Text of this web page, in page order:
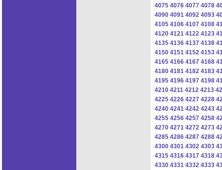
4075 4076 4077 4078
4090 4091 4092 4093
4105 4106 4107 4108
4120 4121 4122 4123
4135 4136 4137 4138
4150 4151 4152 4153
4165 4166 4167 4168
4180 4181 4182 4183
4195 4196 4197 4198
4210 4211 4212 4213
4225 4226 4227 4228
4240 4241 4242 4243
4255 4256 4257 4258
4270 4271 4272 4273
4285 4286 4287 4288
4300 4301 4302 4303
4315 4316 4317 4318
4330 4331 4332 4333